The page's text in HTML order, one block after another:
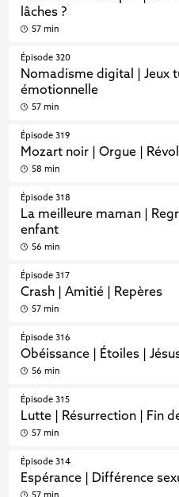
lâches ?
57 min
Épisode 320
Nomadisme digital | Jeux
émotionnelle
57 min
Épisode 319
Mozart noir | Orgue |
58 min
Épisode 318
La meilleure maman |
enfant
56 min
Épisode 317
Crash | Amitié | Repères
57 min
Épisode 316
Obéissance | Étoiles |
56 min
Épisode 315
Lutte | Résurrection | Fin
57 min
Épisode 314
Espérance | Différence